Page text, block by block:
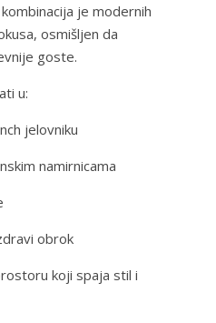
je modernih
osmišljen da
goste.
u:
jelovniku
namirnicama
obrok
koji spaja stil i